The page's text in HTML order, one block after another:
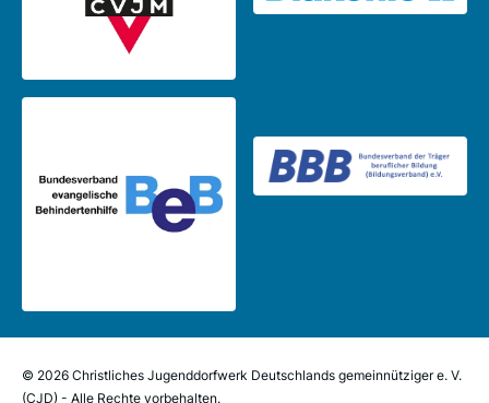
© 2026 Christliches Jugenddorfwerk Deutschlands gemeinnütziger e. V.
(CJD) - Alle Rechte vorbehalten.